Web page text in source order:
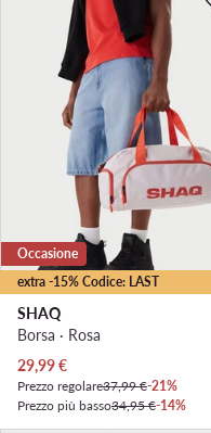
extra -15% Codice: LAST
Occasione
SHAQ
Borsa · Rosa
Prezzo attuale
29,99€
Prezzo regolare37,99 €-21%
Prezzo più basso34,95 €-14%